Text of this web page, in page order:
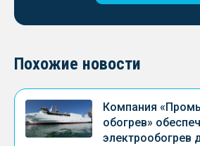
Похожие новости
Компания
обогрев»
электрообогрев